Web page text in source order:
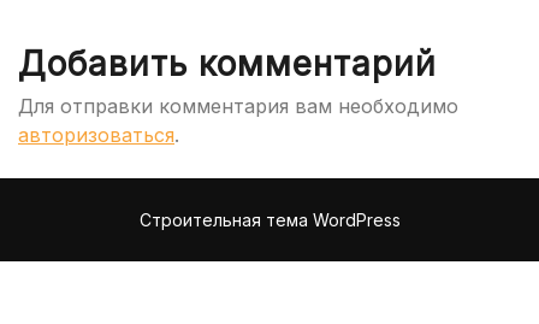
Добавить комментарий
Для отправки комментария вам необходимо
авторизоваться.
Строительная тема WordPress